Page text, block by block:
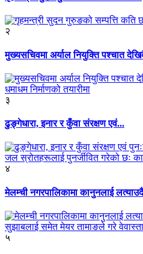
२
मुख्यसचिवमा अर्याल नियुक्ति पश्चात
३
ढुङ्गेधारा, इनार र कुँवा संरक्षण एवं...
४
मेलम्ची नगरपालिकामा कानुनलाई लत्याउदै
५